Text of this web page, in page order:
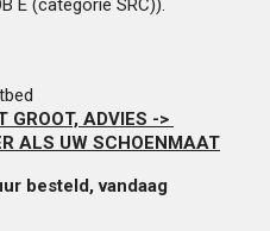
E (categorie SRC)).
GROOT, ADVIES ->
ALS UW SCHOENMAAT
besteld, vandaag